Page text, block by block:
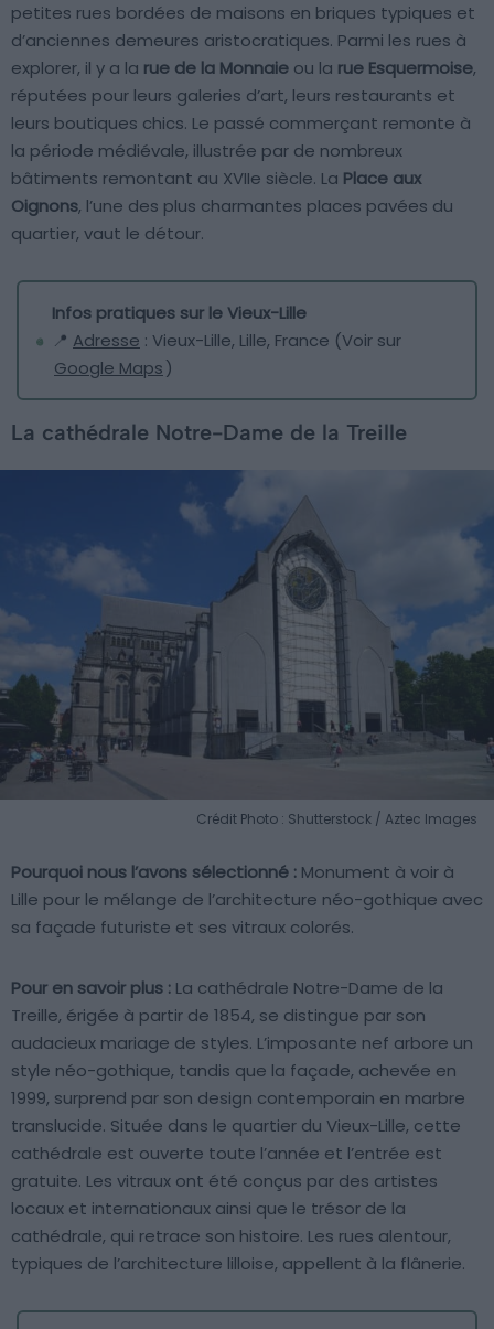
petites rues bordées de maisons en briques typiques et
d’anciennes demeures aristocratiques. Parmi les rues à
explorer, il y a la rue de la Monnaie ou la rue Esquermoise,
réputées pour leurs galeries d’art, leurs restaurants et
leurs boutiques chics. Le passé commerçant remonte à
la période médiévale, illustrée par de nombreux
bâtiments remontant au XVIIe siècle. La Place aux
Oignons, l’une des plus charmantes places pavées du
quartier, vaut le détour.
Infos pratiques sur le Vieux-Lille
📍 Adresse : Vieux-Lille, Lille, France (Voir sur
Google Maps)
La cathédrale Notre-Dame de la Treille
Crédit Photo : Shutterstock / Aztec Images
Pourquoi nous l’avons sélectionné : Monument à voir à
Lille pour le mélange de l’architecture néo-gothique avec
sa façade futuriste et ses vitraux colorés.
Pour en savoir plus : La cathédrale Notre-Dame de la
Treille, érigée à partir de 1854, se distingue par son
audacieux mariage de styles. L’imposante nef arbore un
style néo-gothique, tandis que la façade, achevée en
1999, surprend par son design contemporain en marbre
translucide. Située dans le quartier du Vieux-Lille, cette
cathédrale est ouverte toute l’année et l’entrée est
gratuite. Les vitraux ont été conçus par des artistes
locaux et internationaux ainsi que le trésor de la
cathédrale, qui retrace son histoire. Les rues alentour,
typiques de l’architecture lilloise, appellent à la flânerie.